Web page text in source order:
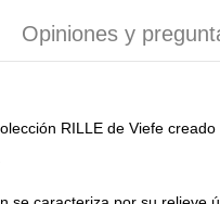
Opiniones y
RILLE de Viefe